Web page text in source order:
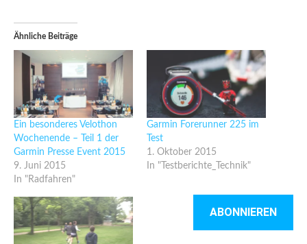
Ähnliche Beiträge
Ein besonderes Velothon
Wochenende – Teil 1 der
Garmin Presse Event 2015
9. Juni 2015
In "Radfahren"
Garmin Forerunner 225 im
Test
1. Oktober 2015
In "Testberichte_Technik"
ABONNIEREN